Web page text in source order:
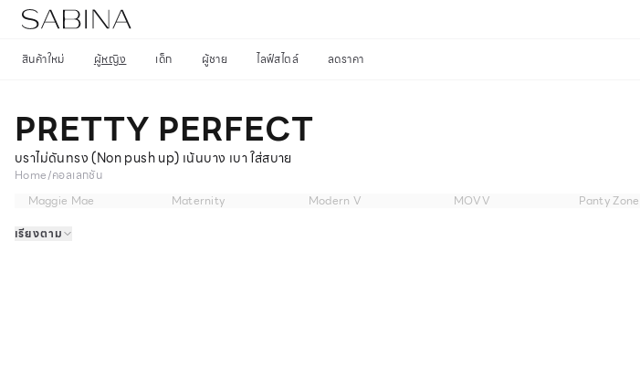
สินค้าใหม่ ผู้หญิง เด็ก ผู้ชาย ไลฟ์สไตล์ ลดราคา
PRETTY PERFECT
บราไม่ดันทรง (Non push up) เน้นบาง เบา ใส่สบาย
Home/คอลเลกชัน
Maggie Mae
Maternity Modern V MOVV Panty Zone
เรียงตาม